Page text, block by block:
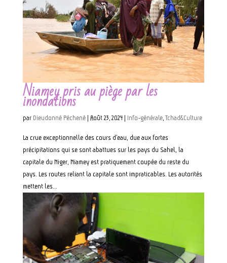
Niamey pris au piège par les
inondations
par Dieudonné Péchené| Août 23, 2024| Info-générale, Tchad&Culture
La crue exceptionnelle des cours d’eau, due aux fortes
précipitations qui se sont abattues sur les pays du Sahel, la
capitale du Niger, Niamey est pratiquement coupée du reste du
pays. Les routes reliant la capitale sont impraticables. Les autorités
mettent les...